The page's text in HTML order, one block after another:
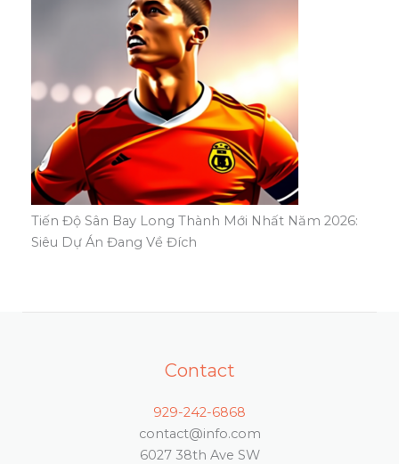
Tiến Độ Sân Bay Long Thành Mới Nhất Năm 2026:
Siêu Dự Án Đang Về Đích
Contact
929-242-6868
contact@info.com
6027 38th Ave SW